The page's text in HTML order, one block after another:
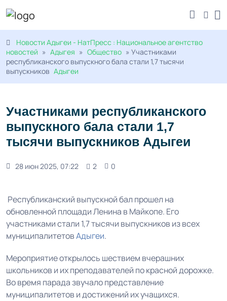
Новости Адыгеи - НатПресс : Национальное агентство
новостей » Адыгея » Общество » Участниками
республиканского выпускного бала стали 1,7 тысячи
выпускников Адыгеи
Участниками республиканского
выпускного бала стали 1,7
тысячи выпускников Адыгеи
28 июн 2025, 07:22 2 0
Республиканский выпускной бал прошел на
обновленной площади Ленина в Майкопе. Его
участниками стали 1,7 тысячи выпускников из всех
муниципалитетовАдыгеи.
Мероприятие открылось шествием вчерашних
школьников и их преподавателей по красной дорожке.
Во время парада звучало представление
муниципалитетов и достижений их учащихся.